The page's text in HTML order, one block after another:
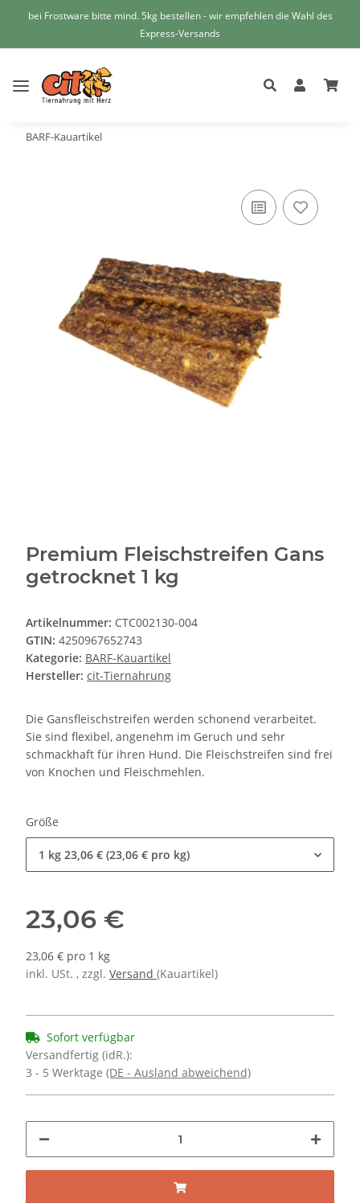
bei Frostware bitte mind. 5kg bestellen - wir empfehlen die Wahl des
Express-Versands
BARF-Kauartikel
Premium Fleischstreifen Gans
getrocknet 1 kg
Artikelnummer: CTC002130-004
GTIN: 4250967652743
Kategorie: BARF-Kauartikel
Hersteller: cit-Tiernahrung
Die Gansfleischstreifen werden schonend verarbeitet.
Sie sind flexibel, angenehm im Geruch und sehr
schmackhaft für ihren Hund. Die Fleischstreifen sind frei
von Knochen und Fleischmehlen.
Größe
1 kg 23,06 € (23,06 € pro kg)
23,06 €
23,06 € pro 1 kg
inkl. USt. , zzgl. Versand (Kauartikel)
Sofort verfügbar
Versandfertig (idR.):
3 - 5 Werktage (DE - Ausland abweichend)